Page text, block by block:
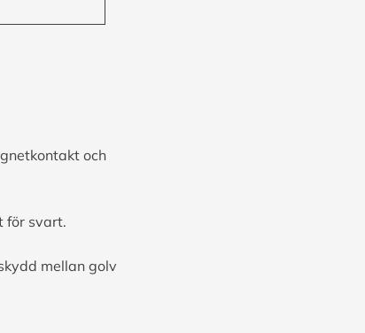
och
för svart.
mellan golv